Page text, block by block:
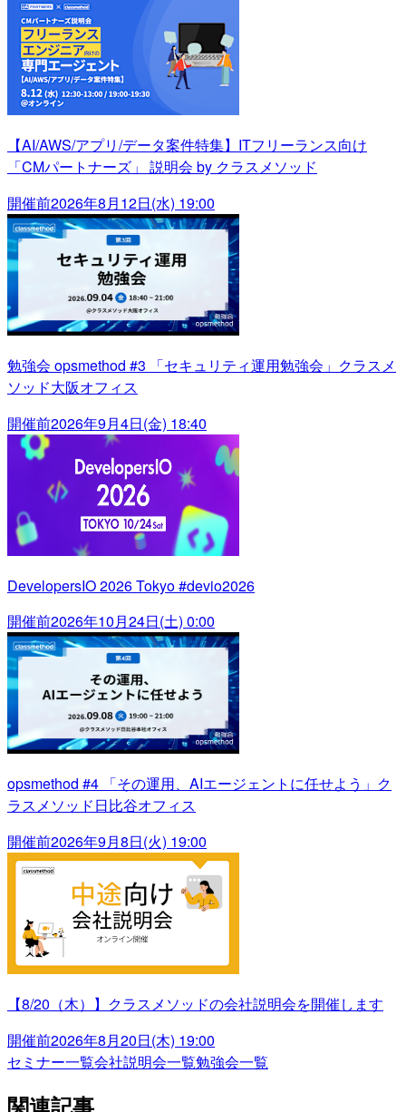
【AI/AWS/アプリ/データ案件特集】ITフリーランス向け
「CMパートナーズ」 説明会 by クラスメソッド
開催前2026年8月12日(水) 19:00
勉強会 opsmethod #3 「セキュリティ運用勉強会」クラスメ
ソッド大阪オフィス
開催前2026年9月4日(金) 18:40
DevelopersIO 2026 Tokyo #devio2026
開催前2026年10月24日(土) 0:00
opsmethod #4 「その運用、AIエージェントに任せよう」ク
ラスメソッド日比谷オフィス
開催前2026年9月8日(火) 19:00
【8/20（木）】クラスメソッドの会社説明会を開催します
開催前2026年8月20日(木) 19:00
セミナー一覧会社説明会一覧勉強会一覧